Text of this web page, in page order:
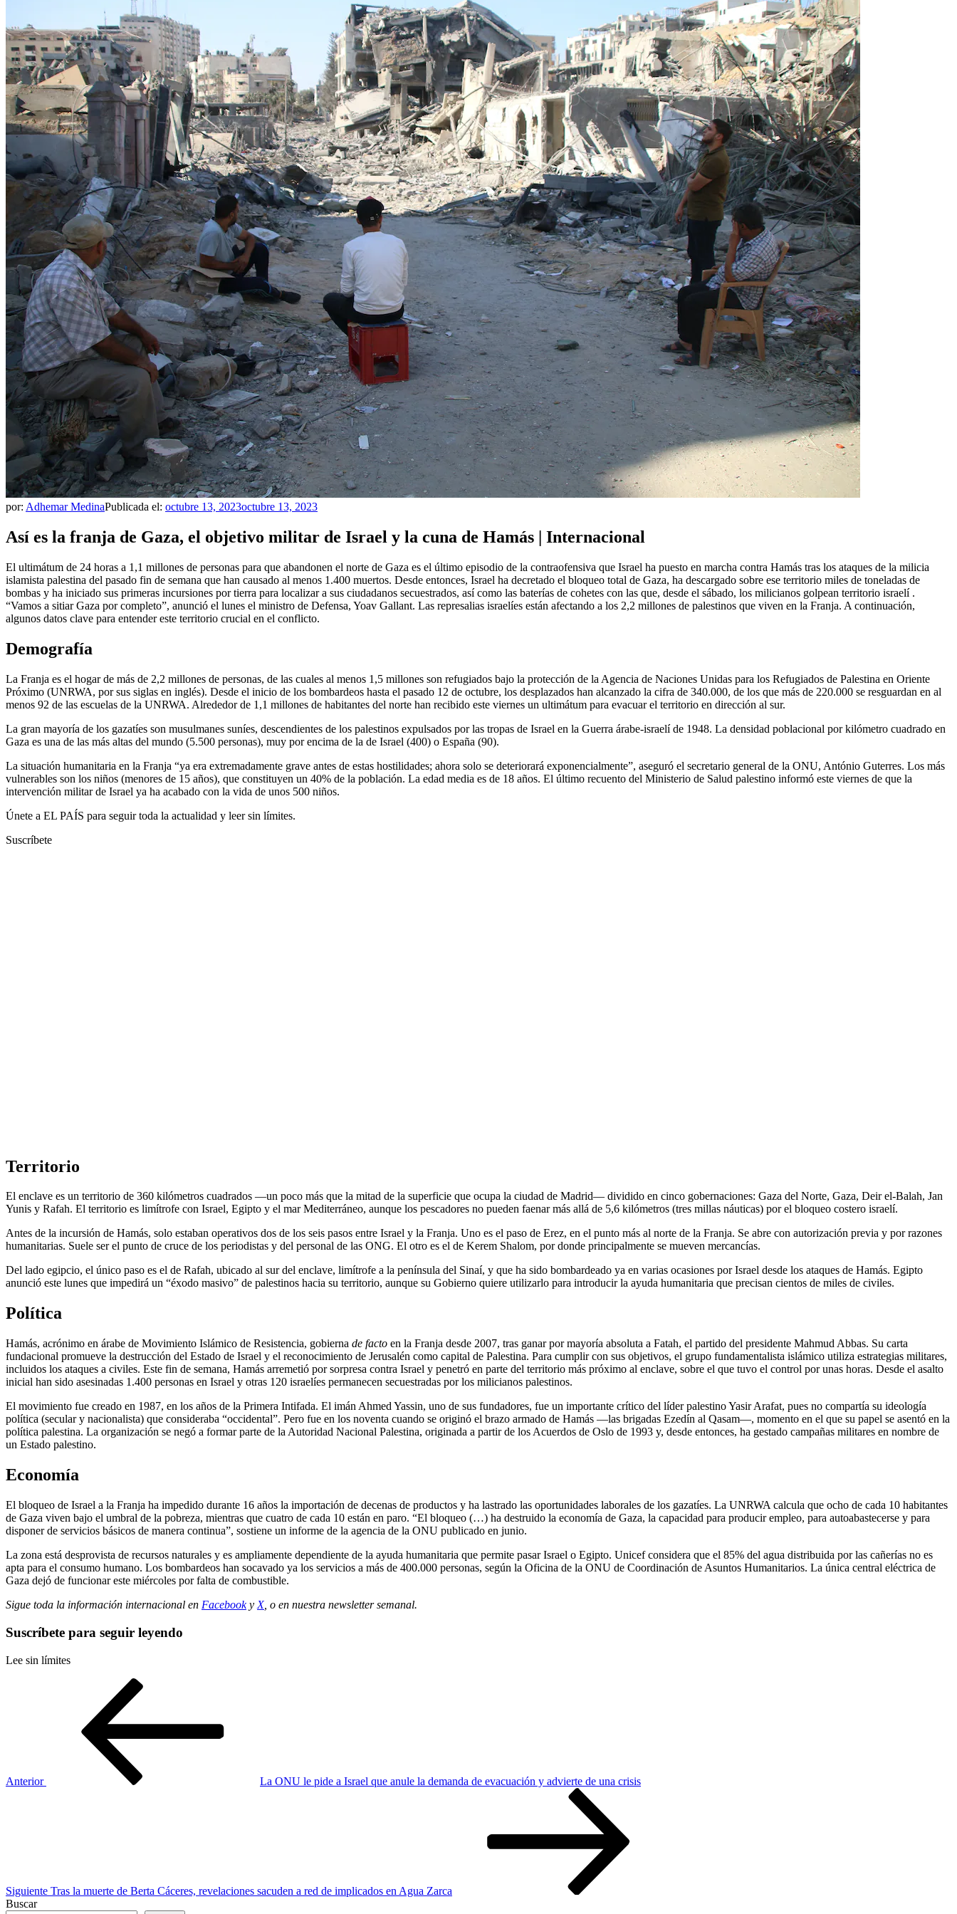
por: Adhemar MedinaPublicada el: octubre 13, 2023octubre 13, 2023
Así es la franja de Gaza, el objetivo militar de Israel y la cuna de Hamás | Internacional
El ultimátum de 24 horas a 1,1 millones de personas para que abandonen el norte de Gaza es el último episodio de la contraofensiva que Israel ha puesto en marcha contra Hamás tras los ataques de la milicia
islamista palestina del pasado fin de semana que han causado al menos 1.400 muertos. Desde entonces, Israel ha decretado el bloqueo total de Gaza, ha descargado sobre ese territorio miles de toneladas de
bombas y ha iniciado sus primeras incursiones por tierra para localizar a sus ciudadanos secuestrados, así como las baterías de cohetes con las que, desde el sábado, los milicianos golpean territorio israelí .
“Vamos a sitiar Gaza por completo”, anunció el lunes el ministro de Defensa, Yoav Gallant. Las represalias israelíes están afectando a los 2,2 millones de palestinos que viven en la Franja. A continuación,
algunos datos clave para entender este territorio crucial en el conflicto.
Demografía
La Franja es el hogar de más de 2,2 millones de personas, de las cuales al menos 1,5 millones son refugiados bajo la protección de la Agencia de Naciones Unidas para los Refugiados de Palestina en Oriente
Próximo (UNRWA, por sus siglas en inglés). Desde el inicio de los bombardeos hasta el pasado 12 de octubre, los desplazados han alcanzado la cifra de 340.000, de los que más de 220.000 se resguardan en al
menos 92 de las escuelas de la UNRWA. Alrededor de 1,1 millones de habitantes del norte han recibido este viernes un ultimátum para evacuar el territorio en dirección al sur.
La gran mayoría de los gazatíes son musulmanes suníes, descendientes de los palestinos expulsados por las tropas de Israel en la Guerra árabe-israelí de 1948. La densidad poblacional por kilómetro cuadrado en
Gaza es una de las más altas del mundo (5.500 personas), muy por encima de la de Israel (400) o España (90).
La situación humanitaria en la Franja “ya era extremadamente grave antes de estas hostilidades; ahora solo se deteriorará exponencialmente”, aseguró el secretario general de la ONU, António Guterres. Los más
vulnerables son los niños (menores de 15 años), que constituyen un 40% de la población. La edad media es de 18 años. El último recuento del Ministerio de Salud palestino informó este viernes de que la
intervención militar de Israel ya ha acabado con la vida de unos 500 niños.
Únete a EL PAÍS para seguir toda la actualidad y leer sin límites.
Suscríbete
Territorio
El enclave es un territorio de 360 kilómetros cuadrados —un poco más que la mitad de la superficie que ocupa la ciudad de Madrid— dividido en cinco gobernaciones: Gaza del Norte, Gaza, Deir el-Balah, Jan
Yunis y Rafah. El territorio es limítrofe con Israel, Egipto y el mar Mediterráneo, aunque los pescadores no pueden faenar más allá de 5,6 kilómetros (tres millas náuticas) por el bloqueo costero israelí.
Antes de la incursión de Hamás, solo estaban operativos dos de los seis pasos entre Israel y la Franja. Uno es el paso de Erez, en el punto más al norte de la Franja. Se abre con autorización previa y por razones
humanitarias. Suele ser el punto de cruce de los periodistas y del personal de las ONG. El otro es el de Kerem Shalom, por donde principalmente se mueven mercancías.
Del lado egipcio, el único paso es el de Rafah, ubicado al sur del enclave, limítrofe a la península del Sinaí, y que ha sido bombardeado ya en varias ocasiones por Israel desde los ataques de Hamás. Egipto
anunció este lunes que impedirá un “éxodo masivo” de palestinos hacia su territorio, aunque su Gobierno quiere utilizarlo para introducir la ayuda humanitaria que precisan cientos de miles de civiles.
Política
Hamás, acrónimo en árabe de Movimiento Islámico de Resistencia, gobierna de facto en la Franja desde 2007, tras ganar por mayoría absoluta a Fatah, el partido del presidente Mahmud Abbas. Su carta
fundacional promueve la destrucción del Estado de Israel y el reconocimiento de Jerusalén como capital de Palestina. Para cumplir con sus objetivos, el grupo fundamentalista islámico utiliza estrategias militares,
incluidos los ataques a civiles. Este fin de semana, Hamás arremetió por sorpresa contra Israel y penetró en parte del territorio más próximo al enclave, sobre el que tuvo el control por unas horas. Desde el asalto
inicial han sido asesinadas 1.400 personas en Israel y otras 120 israelíes permanecen secuestradas por los milicianos palestinos.
El movimiento fue creado en 1987, en los años de la Primera Intifada. El imán Ahmed Yassin, uno de sus fundadores, fue un importante crítico del líder palestino Yasir Arafat, pues no compartía su ideología
política (secular y nacionalista) que consideraba “occidental”. Pero fue en los noventa cuando se originó el brazo armado de Hamás —las brigadas Ezedín al Qasam—, momento en el que su papel se asentó en la
política palestina. La organización se negó a formar parte de la Autoridad Nacional Palestina, originada a partir de los Acuerdos de Oslo de 1993 y, desde entonces, ha gestado campañas militares en nombre de
un Estado palestino.
Economía
El bloqueo de Israel a la Franja ha impedido durante 16 años la importación de decenas de productos y ha lastrado las oportunidades laborales de los gazatíes. La UNRWA calcula que ocho de cada 10 habitantes
de Gaza viven bajo el umbral de la pobreza, mientras que cuatro de cada 10 están en paro. “El bloqueo (…) ha destruido la economía de Gaza, la capacidad para producir empleo, para autoabastecerse y para
disponer de servicios básicos de manera continua”, sostiene un informe de la agencia de la ONU publicado en junio.
La zona está desprovista de recursos naturales y es ampliamente dependiente de la ayuda humanitaria que permite pasar Israel o Egipto. Unicef considera que el 85% del agua distribuida por las cañerías no es
apta para el consumo humano. Los bombardeos han socavado ya los servicios a más de 400.000 personas, según la Oficina de la ONU de Coordinación de Asuntos Humanitarios. La única central eléctrica de
Gaza dejó de funcionar este miércoles por falta de combustible.
Sigue toda la información internacional en Facebooky X, o en nuestra newsletter semanal.
Suscríbete para seguir leyendo
Lee sin límites
Anterior
La ONU le pide a Israel que anule la demanda de evacuación y advierte de una crisis
Siguiente Tras la muerte de Berta Cáceres, revelaciones sacuden a red de implicados en Agua Zarca
Buscar